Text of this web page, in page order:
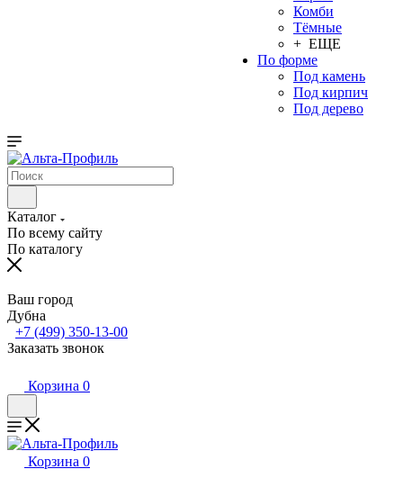
Комби
Тёмные
+ ЕЩЕ
По форме
Под камень
Под кирпич
Под дерево
Каталог
По всему сайту
По каталогу
Ваш город
Дубна
+7 (499) 350-13-00
Заказать звонок
Корзина 0
Корзина 0